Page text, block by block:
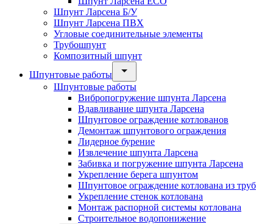
Шпунт Ларсена Б/У
Шпунт Ларсена ПВХ
Угловые соединительные элементы
Трубошпунт
Композитный шпунт
Шпунтовые работы
Шпунтовые работы
Вибропогружение шпунта Ларсена
Вдавливание шпунта Ларсена
Шпунтовое ограждение котлованов
Демонтаж шпунтового ограждения
Лидерное бурение
Извлечение шпунта Ларсена
Забивка и погружение шпунта Ларсена
Укрепление берега шпунтом
Шпунтовое ограждение котлована из труб
Укрепление стенок котлована
Монтаж распорной системы котлована
Строительное водопонижение